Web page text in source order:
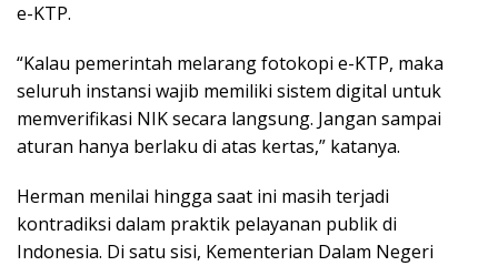
e-KTP.
“Kalau pemerintah melarang fotokopi e-KTP, maka
seluruh instansi wajib memiliki sistem digital untuk
memverifikasi NIK secara langsung. Jangan sampai
aturan hanya berlaku di atas kertas,” katanya.
Herman menilai hingga saat ini masih terjadi
kontradiksi dalam praktik pelayanan publik di
Indonesia. Di satu sisi, Kementerian Dalam Negeri